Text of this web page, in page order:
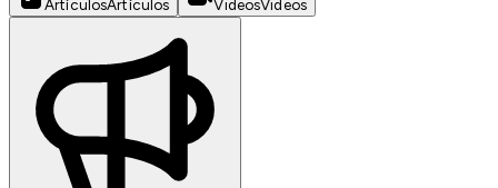
ArtículosArtículos VideosVideos